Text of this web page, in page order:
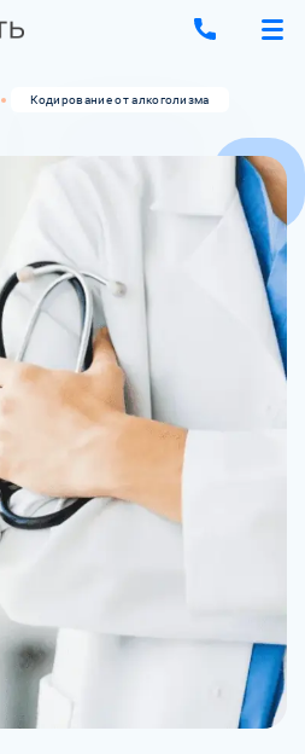
Кодирование от алкоголизма